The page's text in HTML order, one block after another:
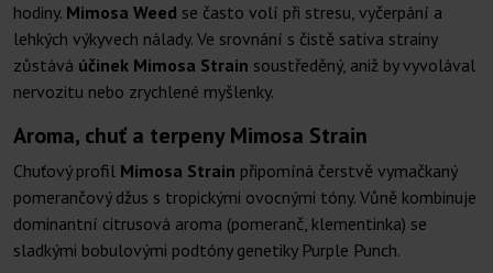
hodiny. Mimosa Weed se často volí při stresu, vyčerpání a
lehkých výkyvech nálady. Ve srovnání s čistě sativa strainy
zůstává účinek Mimosa Strain soustředěný, aniž by vyvolával
nervozitu nebo zrychlené myšlenky.
Aroma, chuť a terpeny Mimosa Strain
Chuťový profil Mimosa Strain připomíná čerstvě vymačkaný
pomerančový džus s tropickými ovocnými tóny. Vůně kombinuje
dominantní citrusová aroma (pomeranč, klementinka) se
sladkými bobulovými podtóny genetiky Purple Punch.